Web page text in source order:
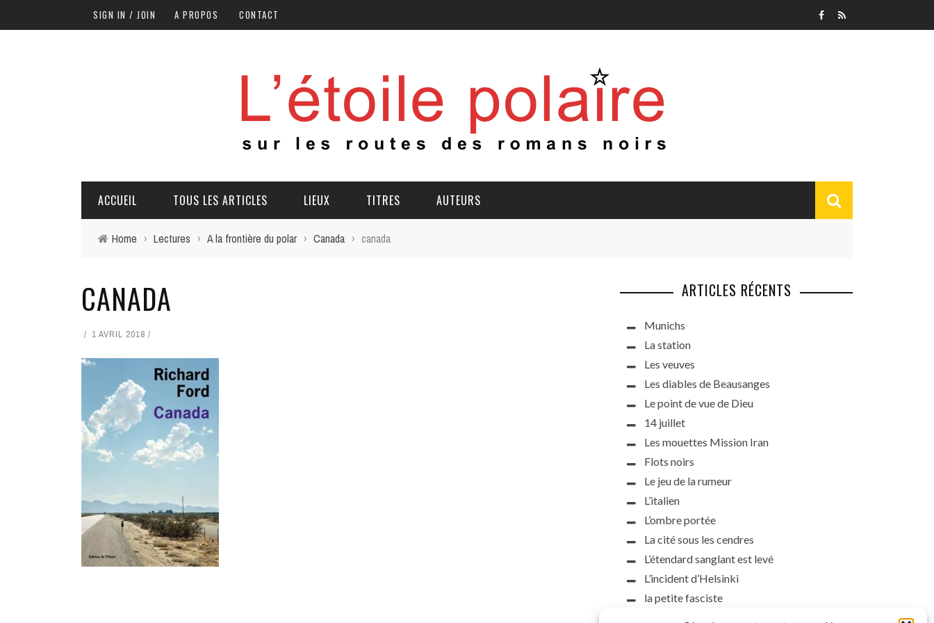
SIGN IN / JOIN A PROPOS CONTACT
ACCUEIL TOUS LES ARTICLES LIEUX TITRES AUTEURS
Home › Lectures › A la frontière du polar › Canada › canada
CANADA
1 AVRIL 2018
ARTICLES RÉCENTS
Munichs
La station
Les veuves
Les diables de Beausanges
Le point de vue de Dieu
14 juillet
Les mouettes Mission Iran
Flots noirs
Le jeu de la rumeur
L’italien
L’ombre portée
La cité sous les cendres
L’étendard sanglant est levé
L’incident d’Helsinki
la petite fasciste